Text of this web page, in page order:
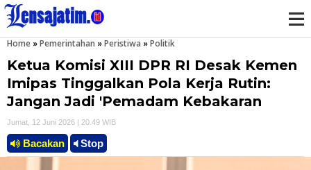
Home »Pemerintahan »Peristiwa »Politik
Ketua Komisi XIII DPR RI Desak Kemen
Imipas Tinggalkan Pola Kerja Rutin:
Jangan Jadi 'Pemadam Kebakaran
Jumat, 12 Juni 2026 | 20.49 WIB
Bacakan Stop